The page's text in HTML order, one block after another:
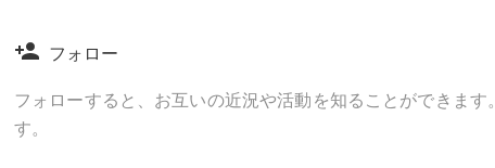
フォロー
フォローすると、お互いの近況や活動を知ることができま
す。